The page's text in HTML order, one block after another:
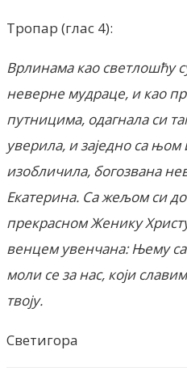
Тропар (глас 4):
Врлинама као светлошћу
неверне мудраце, и као
путницима, одагнала си
уверила, и заједно са
изобличила, богозвана
Екатерина. Са жељом си
прекрасном Женику
венцем увенчана: Њему
моли се за нас, који
твоју.
Светигора